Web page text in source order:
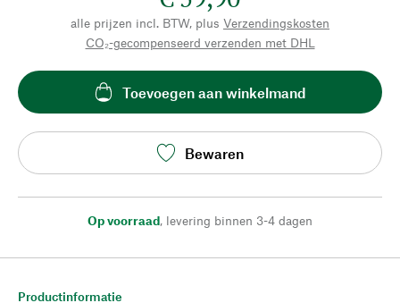
alle prijzen incl. BTW, plus Verzendingskosten
CO₂-gecompenseerd verzenden met DHL
Toevoegen aan winkelmand
Bewaren
Op voorraad, levering binnen 3-4 dagen
Productinformatie